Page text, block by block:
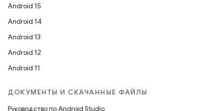
Android 15
Android 14
Android 13
Android 12
Android 11
ДОКУМЕНТЫ И СКАЧАННЫЕ ФАЙЛЫ
Руководство по Android Studio